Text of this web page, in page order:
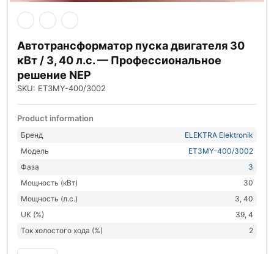
Автотрансформатор пуска двигателя 30
кВт / 3, 40 л.с. — Профессиональное
решение NEP
SKU: ET3MY-400/3002
Product information
Бренд
ELEKTRA Elektronik
Модель
ET3MY-400/3002
Фаза
3
Мощность (кВт)
30
Мощность (л.с.)
3, 40
UK (%)
39, 4
Ток холостого хода (%)
2